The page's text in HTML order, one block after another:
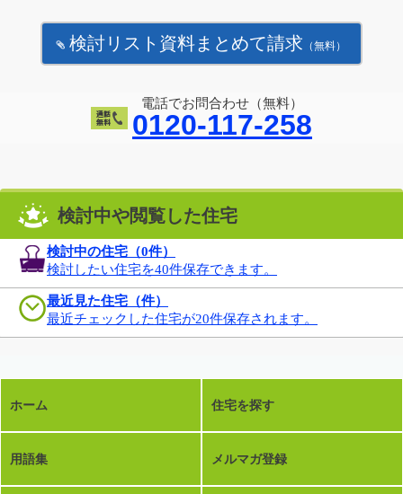
検討リスト資料まとめて請求 （無料）
電話でお問合わせ（無料）
0120-117-258
検討中や閲覧した住宅
検討中の住宅（0件）
検討したい住宅を40件保存できます。
最近見た住宅（件）
最近チェックした住宅が20件保存されます。
ホーム 住宅を探す
用語集 メルマガ登録